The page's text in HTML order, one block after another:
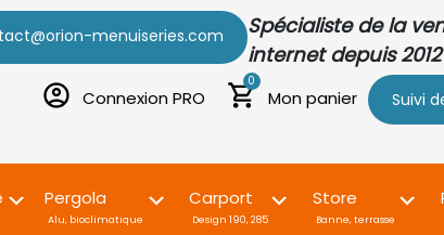
menuiseries.com
Spécialiste de la
internet depuis 2012
Connexion PRO
0
Mon panier Suivi
Pergola
Alu, bioclimatique
Carport
Design 190, 285
Store
Banne, terrasse